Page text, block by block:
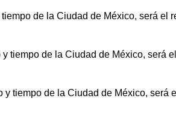
de la Ciudad de México, será el
tiempo de la Ciudad de México, será
tiempo de la Ciudad de México,